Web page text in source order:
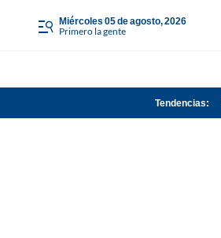
miércoles 05 de agosto, 2026
Primero la gente
Tendencias: